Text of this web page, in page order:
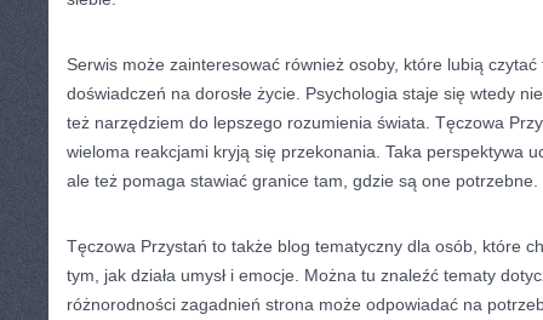
Serwis może zainteresować również osoby, które lubią czytać
doświadczeń na dorosłe życie. Psychologia staje się wtedy
też narzędziem do lepszego rozumienia świata. Tęczowa
wieloma reakcjami kryją się przekonania. Taka perspektywa
ale też pomaga stawiać granice tam, gdzie są one potrzebne.
Tęczowa Przystań to także blog tematyczny dla osób, które
tym, jak działa umysł i emocje. Można tu znaleźć tematy
różnorodności zagadnień strona może odpowiadać na